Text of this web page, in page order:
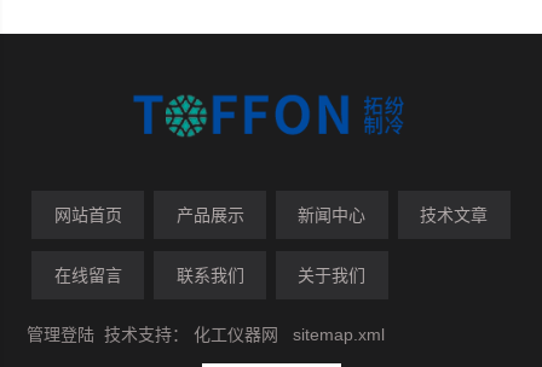
网站首页 产品展示 新闻中心 技术文章
在线留言 联系我们 关于我们
管理登陆 技术支持：化工仪器网 sitemap.xml